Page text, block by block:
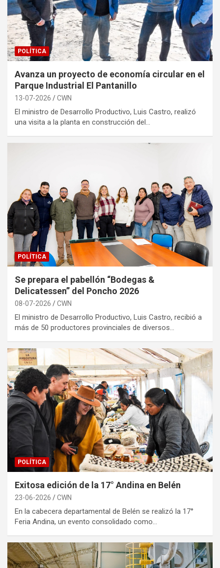
POLÍTICA
Avanza un proyecto de economía circular en el
Parque Industrial El Pantanillo
13-07-2026 CWN
El ministro de Desarrollo Productivo, Luis Castro, realizó
una visita a la planta en construcción del…
POLÍTICA
Se prepara el pabellón “Bodegas &
Delicatessen” del Poncho 2026
08-07-2026 CWN
El ministro de Desarrollo Productivo, Luis Castro, recibió a
más de 50 productores provinciales de diversos…
POLÍTICA
Exitosa edición de la 17° Andina en Belén
23-06-2026 CWN
En la cabecera departamental de Belén se realizó la 17°
Feria Andina, un evento consolidado como…